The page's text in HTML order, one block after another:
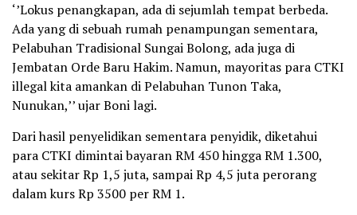
‘’Lokus penangkapan, ada di sejumlah tempat berbeda.
Ada yang di sebuah rumah penampungan sementara,
Pelabuhan Tradisional Sungai Bolong, ada juga di
Jembatan Orde Baru Hakim. Namun, mayoritas para CTKI
illegal kita amankan di Pelabuhan Tunon Taka,
Nunukan,’’ ujar Boni lagi.
Dari hasil penyelidikan sementara penyidik, diketahui
para CTKI dimintai bayaran RM 450 hingga RM 1.300,
atau sekitar Rp 1,5 juta, sampai Rp 4,5 juta perorang
dalam kurs Rp 3500 per RM 1.